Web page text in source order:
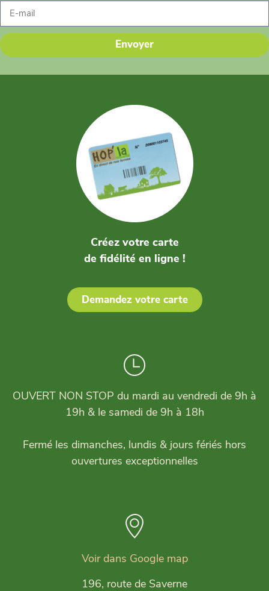
Envoyer
Créez votre carte
de fidélité en ligne !
Demandez votre carte
OUVERT NON STOP du mardi au vendredi de 9h à
19h & le samedi de 9h à 18h
Fermé les dimanches, lundis & jours fériés hors
ouvertures exceptionnelles
Voir dans Google map
196, route de Saverne